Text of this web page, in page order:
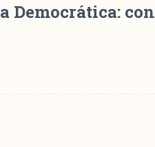
Democrática: